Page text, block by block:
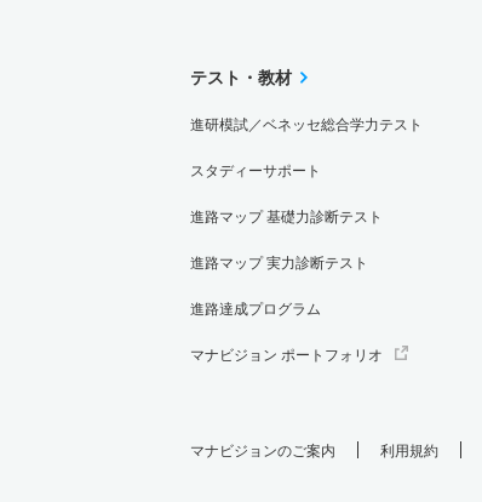
テスト・教材
進研模試／ベネッセ総合学力テスト
スタディーサポート
進路マップ 基礎力診断テスト
進路マップ 実力診断テスト
進路達成プログラム
マナビジョン ポートフォリオ
マナビジョンのご案内 利用規約